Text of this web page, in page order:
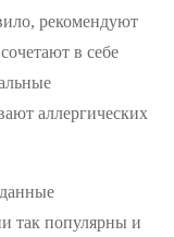
рекомендуют
в себе
аллергических
так популярны и